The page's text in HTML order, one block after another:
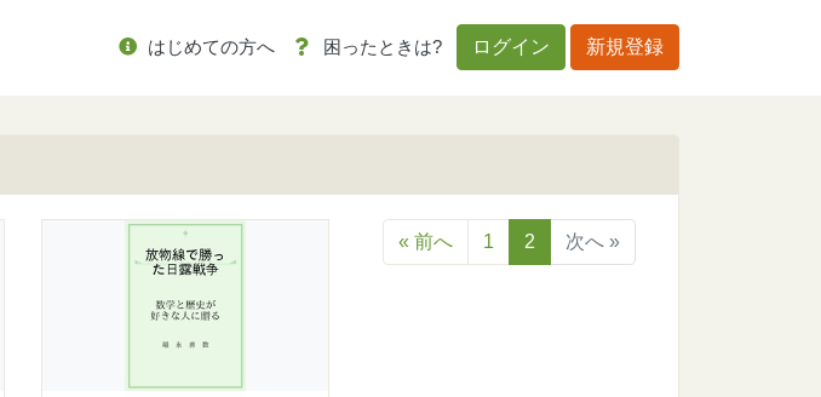
はじめての方へ 困ったときは? ログイン 新規登録
« 前へ 1 2 次へ »